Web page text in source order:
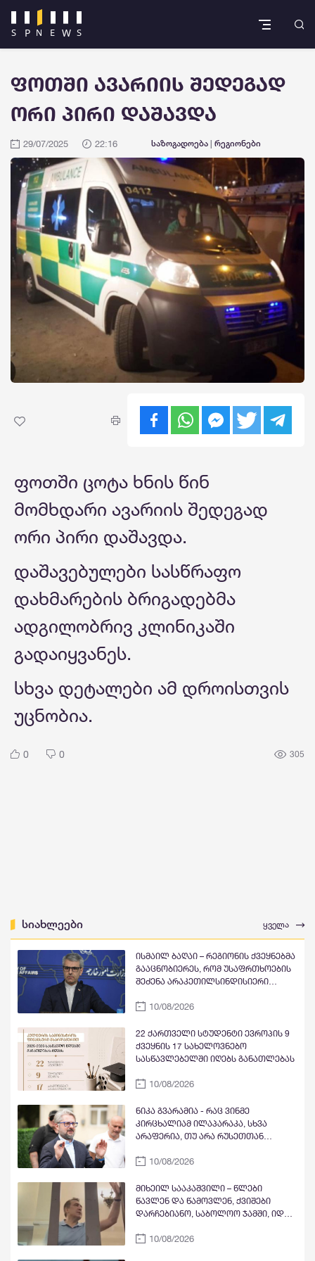
ფოთში ავარიის შედეგად
ორი პირი დაშავდა
29/07/2025 22:16 საზოგადოება რეგიონები
ფოთში ცოტა ხნის წინ
მომხდარი ავარიის შედეგად
ორი პირი დაშავდა.
დაშავებულები სასწრაფო
დახმარების ბრიგადებმა
ადგილობრივ კლინიკაში
გადაიყვანეს.
სხვა დეტალები ამ დროისთვის
უცნობია.
0 0 305
სიახლეები ყველა
ისმაილ ბაღაი – რეგიონის ქვეყნებმა
გააცნობიერეს, რომ უსაფრთხოების
შეძენა არაკეთილსინდისიერი
არის10/08/2026
22 ქართველი სტუდენტი ევროპის 9
ქვეყნის 17 სახელოვნებო
სასწავლებელში იღებს განათლებას
10/08/2026
ნიკა გვარამია - რაც ვინმე
კირცხალიამ ილაპარაკა, სხვა
არაფერია, თუ არა რუსეთთან
დაანონსება - ჯერ კულტურული
მოჰყვება სპორტი, ბოლოს იქნება
დიპლომატიური ურთიერთობების
აღდგენა
10/08/2026
მიხეილ სააკაშვილი – წლები
წავლენ და წამოვლენ, ქვიშები
დარჩებიანო, საბოლოო ჯამში, იდეა
შეიარაღებულ ბოროტებას, ოღონდ
10/08/2026